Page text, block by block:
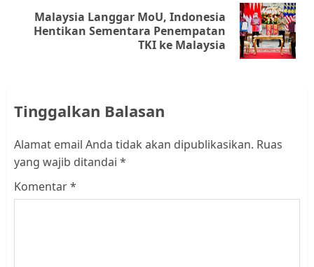
Next
Malaysia Langgar MoU, Indonesia
Hentikan Sementara Penempatan
TKI ke Malaysia
Tinggalkan Balasan
Alamat email Anda tidak akan dipublikasikan. Ruas
yang wajib ditandai *
Komentar*